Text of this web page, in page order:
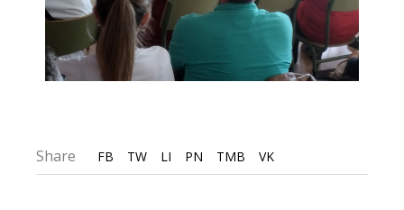
Share FB TW LI PN TMB VK